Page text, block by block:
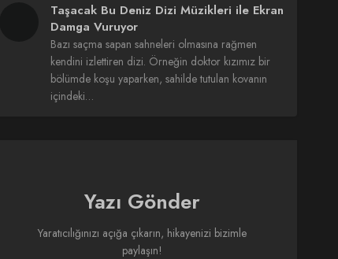
Taşacak Bu Deniz Dizi Müzikleri ile Ekran
Damga Vuruyor
Bazı saçma sapan sahneleri olmasına rağmen
kendini izlettiren dizi. Örneğin doktor kızımız bir
bölümde koşu yaparken, sahilde tutulan kovanın
içindeki…
Yazı Gönder
Yaratıcılığınızı açığa çıkarın, hikayenizi bizimle
paylaşın!